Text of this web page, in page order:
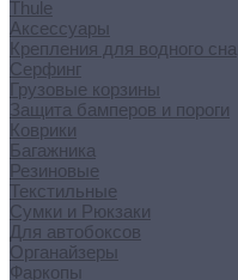
Thule
Аксессуары
Крепления для водного
Серфинг
Грузовые корзины
Защита бамперов и пороги
Коврики
Багажника
Резиновые
Текстильные
Сумки и Рюкзаки
Для автобоксов
Органайзеры
Фаркопы